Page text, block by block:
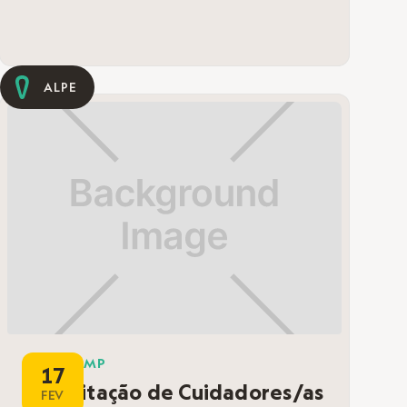
ALPE
17
FEV
BOOTCAMP
Capacitação de Cuidadores/as